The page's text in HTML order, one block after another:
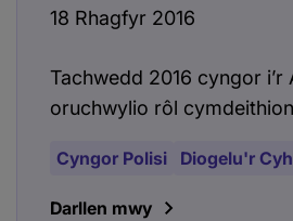
18 Rhagfyr 2016
Tachwedd 2016 cyngor i’r
oruchwylio rôl
Cyngor Polisi Diogelu'r
Darllen mwy